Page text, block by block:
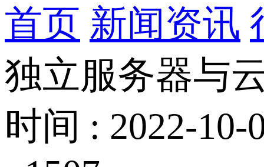
首页 新闻资讯
独立服务器与
时间 : 2022-10-